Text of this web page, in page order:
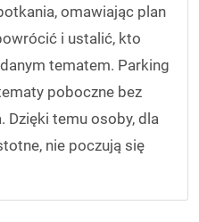
omawiając plan
i ustalić, kto
tematem. Parking
poboczne bez
Dzięki temu osoby, dla
nie poczują się